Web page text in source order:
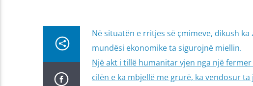
Në situatën e rritjes së çmimeve, dikush
mundësi ekonomike ta sigurojnë miellin.
Një akt i tillë humanitar vjen nga një
cilën e ka mbjellë me grurë, ka vendosur